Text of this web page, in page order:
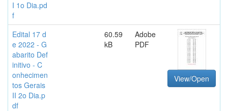
I 1o Dia.pd
f
Edital 17 d
e 2022 - G
abarito Def
initivo - C
onhecimen
tos Gerais
II 2o Dia.p
df
60.59
kB
Adobe
PDF
View/Open